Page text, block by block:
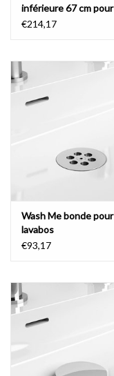
inférieure 67 cm pour
(New) Wash Me
€214,17
Wash Me bonde pour
lavabos
€93,17